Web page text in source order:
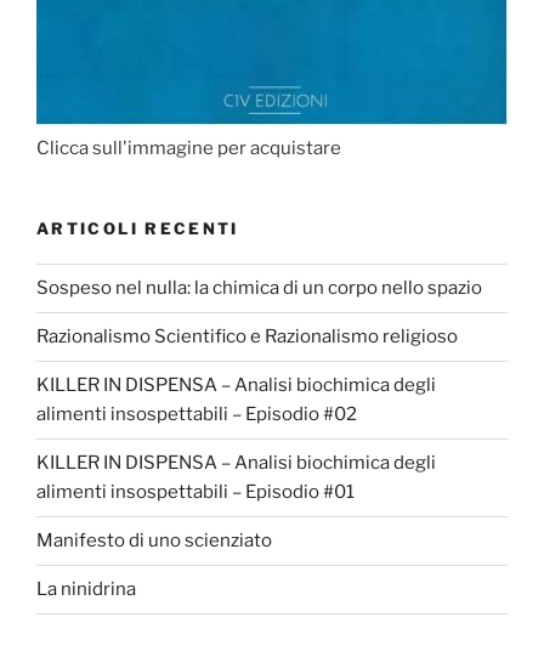
Clicca sull'immagine per acquistare
ARTICOLI RECENTI
Sospeso nel nulla: la chimica di un corpo nello spazio
Razionalismo Scientifico e Razionalismo religioso
KILLER IN DISPENSA – Analisi biochimica degli
alimenti insospettabili – Episodio #02
KILLER IN DISPENSA – Analisi biochimica degli
alimenti insospettabili – Episodio #01
Manifesto di uno scienziato
La ninidrina